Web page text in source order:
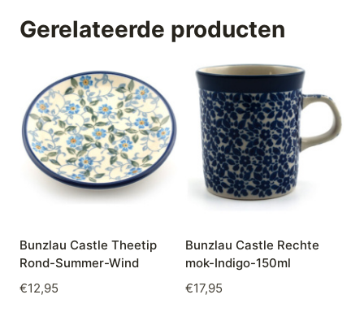
Gerelateerde producten
Bunzlau Castle Theetip
Rond-Summer-Wind
€12,95
Bunzlau Castle Rechte
mok-Indigo-150ml
€17,95